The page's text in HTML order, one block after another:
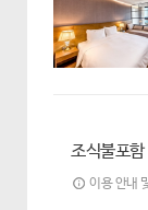
조식불포함
이용 안내